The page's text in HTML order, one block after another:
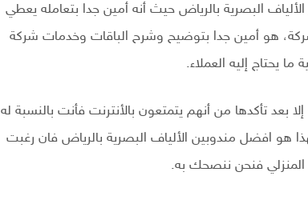
البصرية بالرياض حيث أنه أمين جدا بتعامله يعطي
هو أمين جدا بتوضيح وشرح الباقات وخدمات شركة
ما يحتاج إليه العملاء.
بعد تأكدها من أنهم يتمتعون بالأنترنت فأنت بالنسبة له
افضل مندوبين الألياف البصرية بالرياض فان رغبت
المنزلي فنحن ننصحك به.